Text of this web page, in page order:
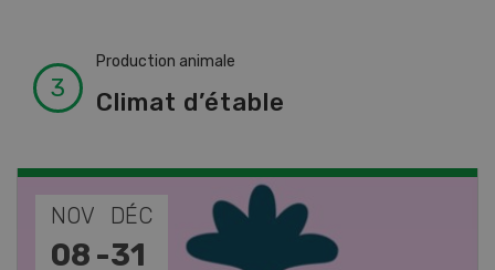
Production animale
Climat d’étable
NOV
17 -
JAN
26